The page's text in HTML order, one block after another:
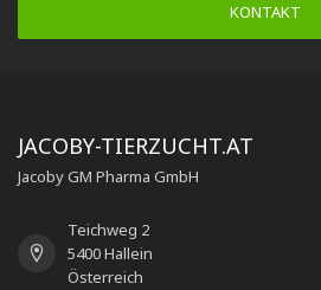
KONTAKT
JACOBY-TIERZUCHT.AT
Jacoby GM Pharma GmbH
Teichweg 2
5400 Hallein
Österreich